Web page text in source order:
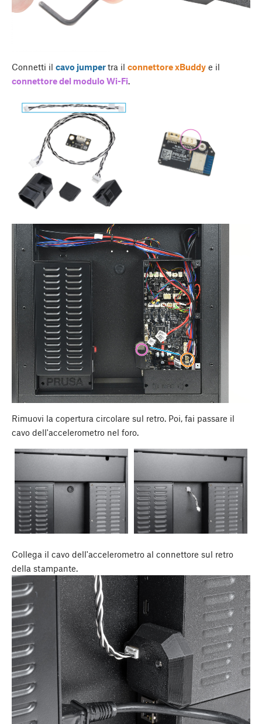
Connetti il cavo jumpertra il connettore xBuddy e il
connettore del modulo Wi-Fi.
Rimuovi la copertura circolare sul retro. Poi, fai passare il
cavo dell'accelerometro nel foro.
Collega il cavo dell'accelerometro al connettore sul retro
della stampante.